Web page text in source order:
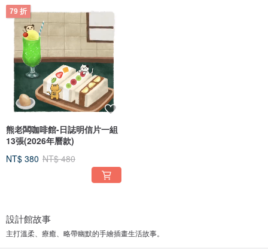
79 折
熊老闆咖啡館-日誌明信片一組
13張(2026年曆款)
NT$ 380 NT$ 480
設計館故事
主打溫柔、療癒、略帶幽默的手繪插畫生活故事。